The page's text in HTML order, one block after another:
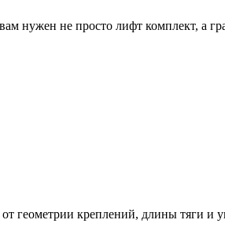
не просто лифт комплект, а
геометрии креплений, длины тяги и